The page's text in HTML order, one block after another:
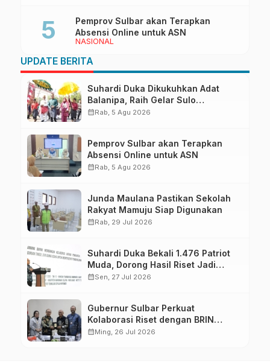
NASIONAL
Pemprov Sulbar akan Terapkan
Absensi Online untuk ASN
UPDATE BERITA
Suhardi Duka Dikukuhkan Adat
Balanipa, Raih Gelar Sulo
Tappidena
calendar_monthRab, 5 Agu 2026
Pemprov Sulbar akan Terapkan
Absensi Online untuk ASN
calendar_monthRab, 5 Agu 2026
Junda Maulana Pastikan Sekolah
Rakyat Mamuju Siap Digunakan
calendar_monthRab, 29 Jul 2026
Suhardi Duka Bekali 1.476 Patriot
Muda, Dorong Hasil Riset Jadi
Dasar Kebijakan Transmigrasi
calendar_monthSen, 27 Jul 2026
Gubernur Sulbar Perkuat
Kolaborasi Riset dengan BRIN
untuk Mendukung Pembangunan
calendar_monthMing, 26 Jul 2026